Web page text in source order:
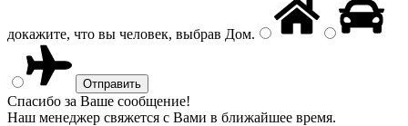
докажите, что вы человек, выбрав Дом.
Спасибо за Ваше сообщение!
Наш менеджер свяжется с Вами в ближайшее время.